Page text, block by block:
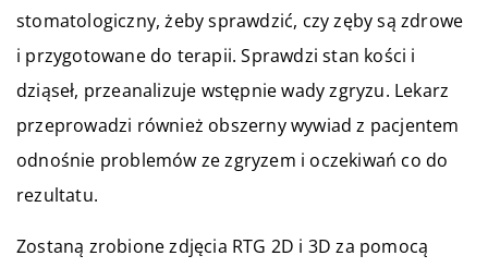
stomatologiczny, żeby sprawdzić, czy zęby są zdrowe
i przygotowane do terapii. Sprawdzi stan kości i
dziąseł, przeanalizuje wstępnie wady zgryzu. Lekarz
przeprowadzi również obszerny wywiad z pacjentem
odnośnie problemów ze zgryzem i oczekiwań co do
rezultatu.
Zostaną zrobione zdjęcia RTG 2D i 3D za pomocą